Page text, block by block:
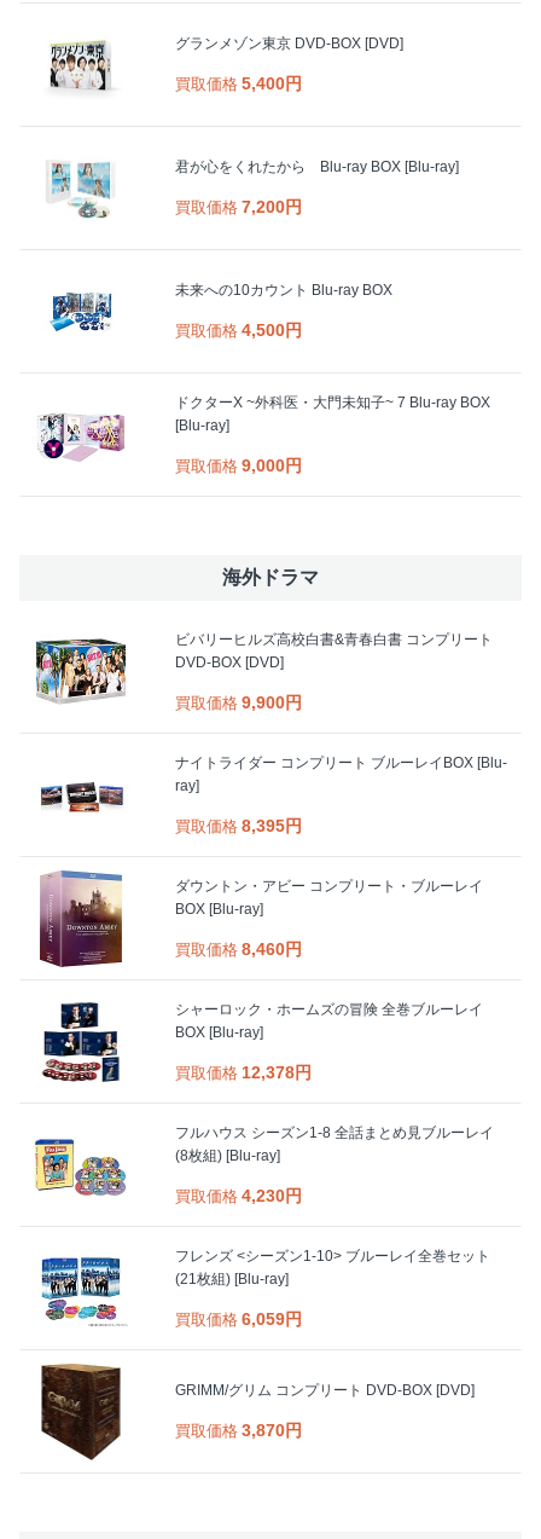
グランメゾン東京 DVD-BOX [DVD]
買取価格 5,400円
君が心をくれたから Blu-ray BOX [Blu-ray]
買取価格 7,200円
未来への10カウント Blu-ray BOX
買取価格 4,500円
ドクターX ~外科医・大門未知子~ 7 Blu-ray BOX
[Blu-ray]
買取価格 9,000円
海外ドラマ
ビバリーヒルズ高校白書&青春白書 コンプリート
DVD-BOX [DVD]
買取価格 9,900円
ナイトライダー コンプリート ブルーレイBOX [Blu-
ray]
買取価格 8,395円
ダウントン・アビー コンプリート・ブルーレイ
BOX [Blu-ray]
買取価格 8,460円
シャーロック・ホームズの冒険 全巻ブルーレイ
BOX [Blu-ray]
買取価格 12,378円
フルハウス シーズン1-8 全話まとめ見ブルーレイ
(8枚組) [Blu-ray]
買取価格 4,230円
フレンズ <シーズン1-10> ブルーレイ全巻セット
(21枚組) [Blu-ray]
買取価格 6,059円
GRIMM/グリム コンプリート DVD-BOX [DVD]
買取価格 3,870円